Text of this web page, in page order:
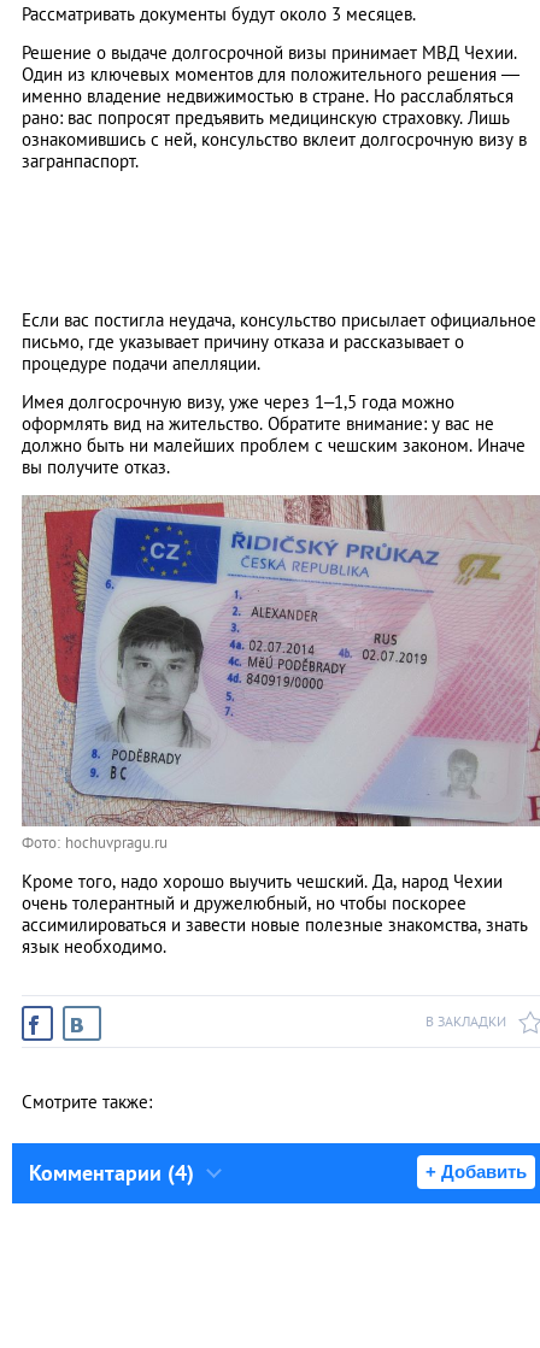
Рассматривать документы будут около 3 месяцев.
Решение о выдаче долгосрочной визы принимает МВД Чехии.
Один из ключевых моментов для положительного решения —
именно владение недвижимостью в стране. Но расслабляться
рано: вас попросят предъявить медицинскую страховку. Лишь
ознакомившись с ней, консульство вклеит долгосрочную визу в
загранпаспорт.
Если вас постигла неудача, консульство присылает официальное
письмо, где указывает причину отказа и рассказывает о
процедуре подачи апелляции.
Имея долгосрочную визу, уже через 1–1,5 года можно
оформлять вид на жительство. Обратите внимание: у вас не
должно быть ни малейших проблем с чешским законом. Иначе
вы получите отказ.
Фото: hochuvpragu.ru
Кроме того, надо хорошо выучить чешский. Да, народ Чехии
очень толерантный и дружелюбный, но чтобы поскорее
ассимилироваться и завести новые полезные знакомства, знать
язык необходимо.
В ЗАКЛАДКИ
Смотрите также:
Комментарии (4) + Добавить